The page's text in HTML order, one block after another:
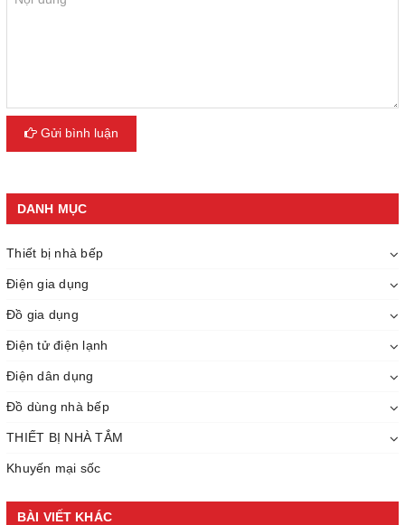
Gửi bình luận
DANH MỤC
Thiết bị nhà bếp
Điện gia dụng
Đồ gia dụng
Điện tử điện lạnh
Điện dân dụng
Đồ dùng nhà bếp
THIẾT BỊ NHÀ TẮM
Khuyến mại sốc
BÀI VIẾT KHÁC